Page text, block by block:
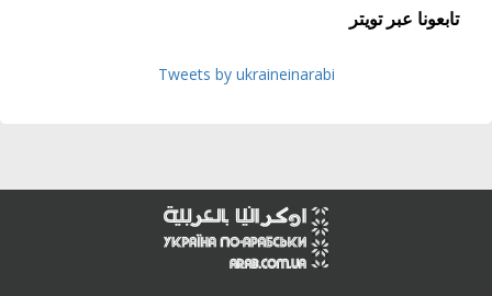
تابعونا عبر تويتر
Tweets by ukraineinarabi